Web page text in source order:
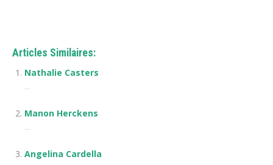
Articles Similaires:
Nathalie Casters
...
Manon Herckens
...
Angelina Cardella